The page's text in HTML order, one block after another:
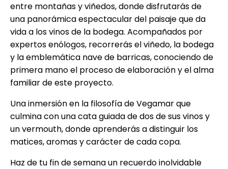
entre montañas y viñedos, donde disfrutarás de
una panorámica espectacular del paisaje que da
vida a los vinos de la bodega. Acompañados por
expertos enólogos, recorrerás el viñedo, la bodega
y la emblemática nave de barricas, conociendo de
primera mano el proceso de elaboración y el alma
familiar de este proyecto.
Una inmersión en la filosofía de Vegamar que
culmina con una cata guiada de dos de sus vinos y
un vermouth, donde aprenderás a distinguir los
matices, aromas y carácter de cada copa.
Haz de tu fin de semana un recuerdo inolvidable